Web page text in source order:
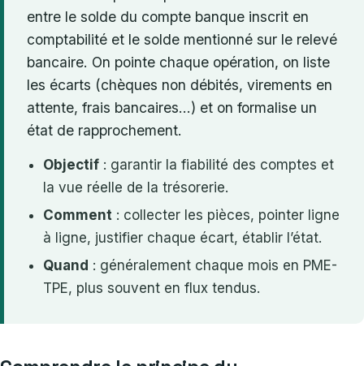
entre le solde du compte banque inscrit en
comptabilité et le solde mentionné sur le relevé
bancaire. On pointe chaque opération, on liste
les écarts (chèques non débités, virements en
attente, frais bancaires…) et on formalise un
état de rapprochement.
Objectif : garantir la fiabilité des comptes et
la vue réelle de la trésorerie.
Comment : collecter les pièces, pointer ligne
à ligne, justifier chaque écart, établir l’état.
Quand : généralement chaque mois en PME-
TPE, plus souvent en flux tendus.